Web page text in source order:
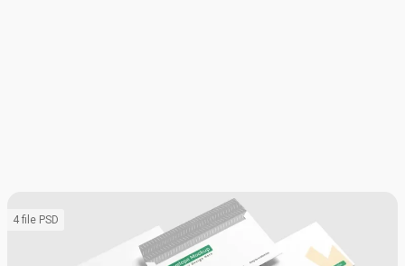
4 file PSD